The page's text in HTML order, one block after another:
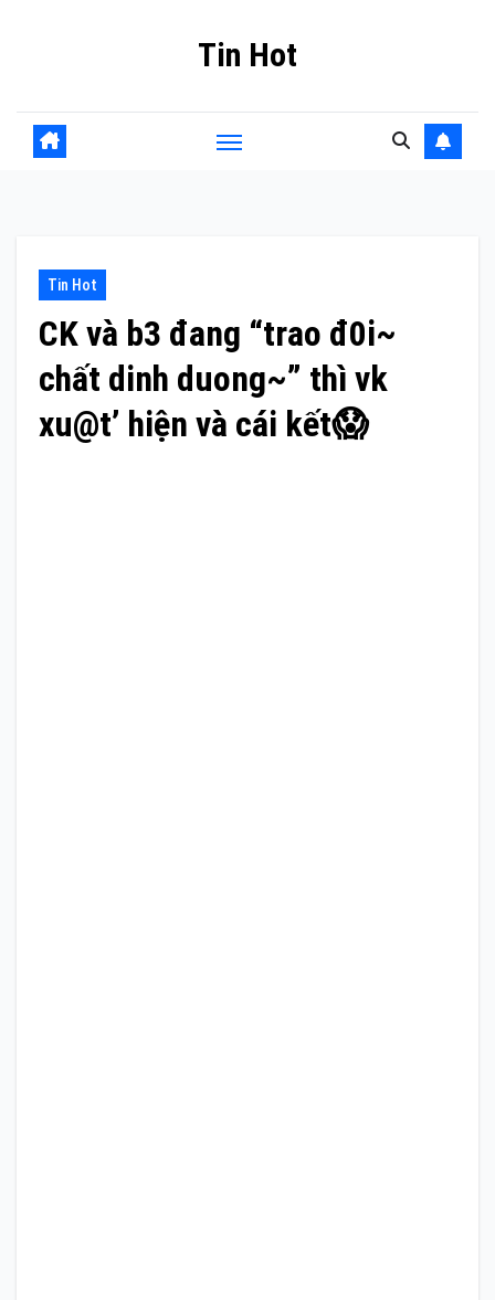
Tin Hot
Tin Hot
CK và b3 đang “trao đ0i~
chất dinh duong~” thì vk
xu@t’ hiện và cái kết😱